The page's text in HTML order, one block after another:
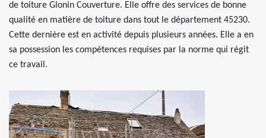
de toiture Glonin Couverture. Elle offre des services de bonne
qualité en matière de toiture dans tout le département 45230.
Cette dernière est en activité depuis plusieurs années. Elle a en
sa possession les compétences requises par la norme qui régit
ce travail.